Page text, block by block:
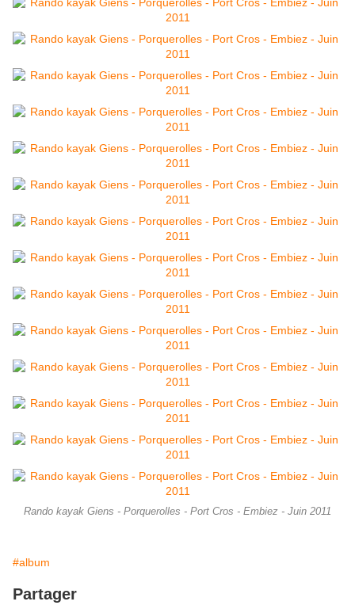
Rando kayak Giens - Porquerolles - Port Cros - Embiez - Juin 2011
#album
Partager